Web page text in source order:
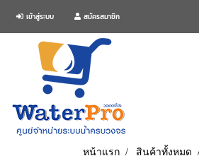
เข้าสู่ระบบ สมัครสมาชิก
หน้าแรก สินค้าทั้งหมด